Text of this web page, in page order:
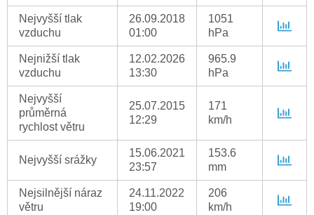
Nejvyšší tlak
vzduchu
26.09.2018
01:00
1051
hPa
Nejnižší tlak
vzduchu
12.02.2026
13:30
965.9
hPa
Nejvyšší
průměrná
rychlost větru
25.07.2015
12:29
171
km/h
Nejvyšší srážky
15.06.2021
23:57
153.6
mm
Nejsilnější náraz
větru
24.11.2022
19:00
206
km/h